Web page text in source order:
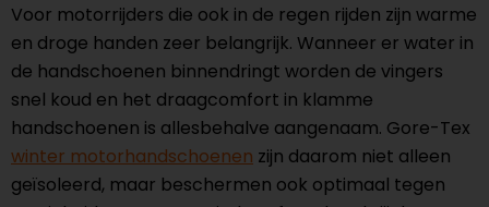
Voor motorrijders die ook in de regen rijden zijn warme
en droge handen zeer belangrijk. Wanneer er water in
de handschoenen binnendringt worden de vingers
snel koud en het draagcomfort in klamme
handschoenen is allesbehalve aangenaam. Gore-Tex
winter motorhandschoenen zijn daarom niet alleen
geïsoleerd, maar beschermen ook optimaal tegen